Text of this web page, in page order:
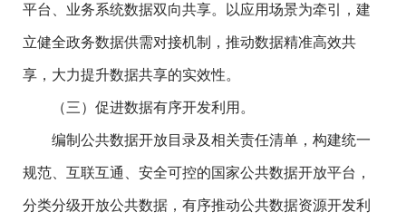
平台、业务系统数据双向共享。以应用场景为牵引，建
立健全政务数据供需对接机制，推动数据精准高效共
享，大力提升数据共享的实效性。
（三）促进数据有序开发利用。
编制公共数据开放目录及相关责任清单，构建统一
规范、互联互通、安全可控的国家公共数据开放平台，
分类分级开放公共数据，有序推动公共数据资源开发利